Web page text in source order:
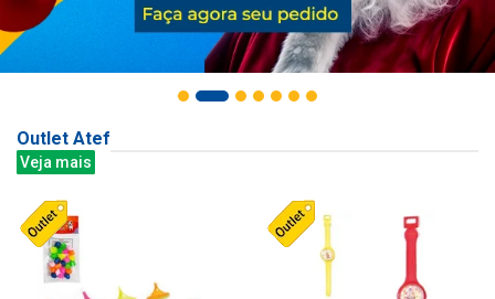
Outlet Atef
Veja mais